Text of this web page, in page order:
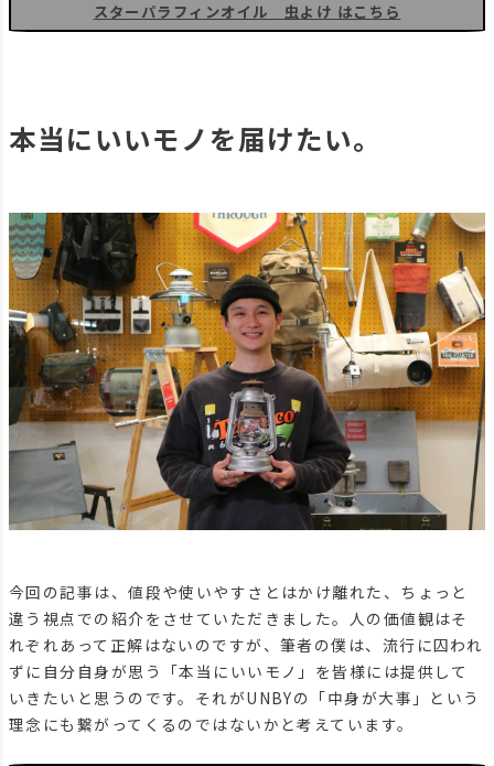
スターパラフィンオイル 虫よけ はこちら
本当にいいモノを届けたい。
今回の記事は、値段や使いやすさとはかけ離れた、ちょっと
違う視点での紹介をさせていただきました。人の価値観はそ
れぞれあって正解はないのですが、筆者の僕は、流行に囚われ
ずに自分自身が思う「本当にいいモノ」を皆様には提供して
いきたいと思うのです。それがUNBYの「中身が大事」という
理念にも繋がってくるのではないかと考えています。